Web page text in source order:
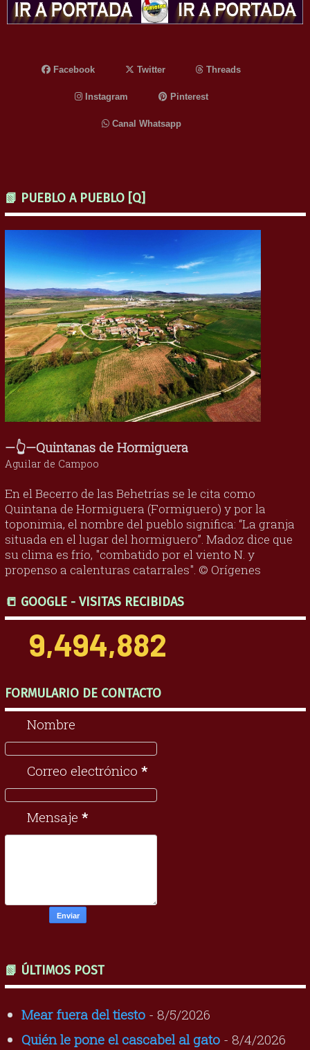
Facebook Twitter Threads
Instagram Pinterest
Canal Whatsapp
📗 PUEBLO A PUEBLO [Q]
—👆—Quintanas de Hormiguera
Aguilar de Campoo
En el Becerro de las Behetrías se le cita como
Quintana de Hormiguera (Formiguero) y por la
toponimia, el nombre del pueblo significa: “La granja
situada en el lugar del hormiguero”. Madoz dice que
su clima es frío, "combatido por el viento N. y
propenso a calenturas catarrales". © Orígenes
📒 GOOGLE - VISITAS RECIBIDAS
9,494,882
FORMULARIO DE CONTACTO
Nombre
Correo electrónico *
Mensaje *
📗 ÚLTIMOS POST
Mear fuera del tiesto- 8/5/2026
Quién le pone el cascabel al gato- 8/4/2026